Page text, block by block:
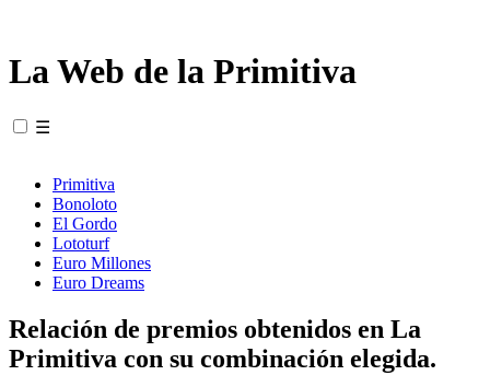
La Web de la Primitiva
☰
Primitiva
Bonoloto
El Gordo
Lototurf
Euro Millones
Euro Dreams
Relación de premios obtenidos en La
Primitiva con su combinación elegida.